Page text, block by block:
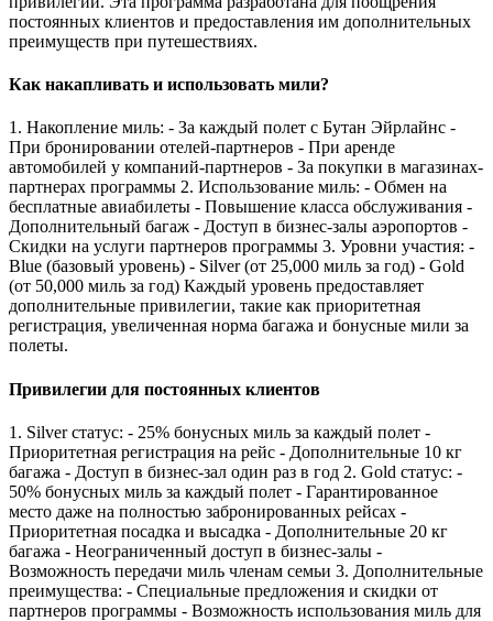
постоянных клиентов и предоставления им дополнительных
преимуществ при путешествиях.
Как накапливать и использовать мили?
1. Накопление миль: - За каждый полет с Бутан Эйрлайнс -
При бронировании отелей-партнеров - При аренде
автомобилей у компаний-партнеров - За покупки в магазинах-
партнерах программы 2. Использование миль: - Обмен на
бесплатные авиабилеты - Повышение класса обслуживания -
Дополнительный багаж - Доступ в бизнес-залы аэропортов -
Скидки на услуги партнеров программы 3. Уровни участия: -
Blue (базовый уровень) - Silver (от 25,000 миль за год) - Gold
(от 50,000 миль за год) Каждый уровень предоставляет
дополнительные привилегии, такие как приоритетная
регистрация, увеличенная норма багажа и бонусные мили за
полеты.
Привилегии для постоянных клиентов
1. Silver статус: - 25% бонусных миль за каждый полет -
Приоритетная регистрация на рейс - Дополнительные 10 кг
багажа - Доступ в бизнес-зал один раз в год 2. Gold статус: -
50% бонусных миль за каждый полет - Гарантированное
место даже на полностью забронированных рейсах -
Приоритетная посадка и высадка - Дополнительные 20 кг
багажа - Неограниченный доступ в бизнес-залы -
Возможность передачи миль членам семьи 3. Дополнительные
преимущества: - Специальные предложения и скидки от
партнеров программы - Возможность использования миль для